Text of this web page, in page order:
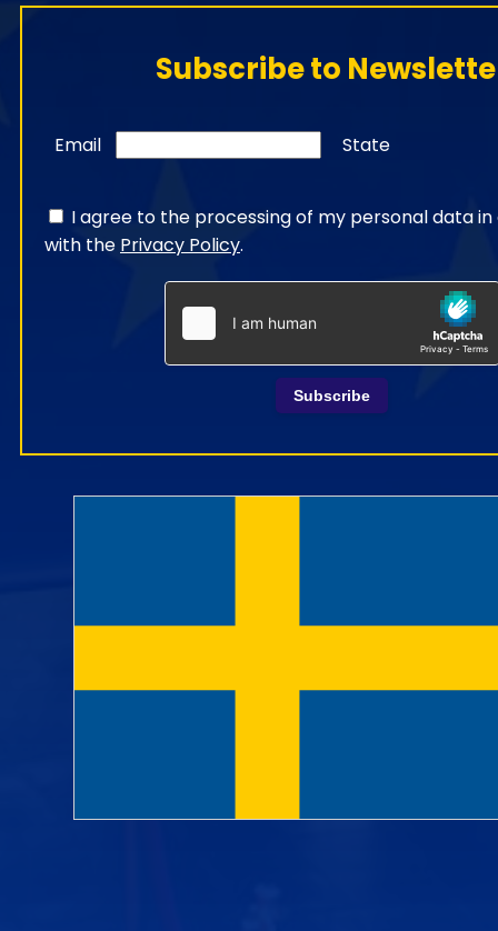
Subscribe to
Email State
I agree to the processing of my personal data
with the Privacy Policy.
Subscribe